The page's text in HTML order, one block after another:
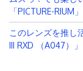
「PICTURE-RIUM
このレンズを推し
III RXD （A047）